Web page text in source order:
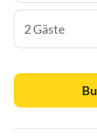
2 Gäste